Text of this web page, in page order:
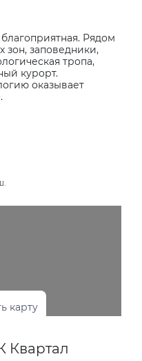
Рядом
зон, заповедники,
тропа,
курорт.
оказывает
карту
Квартал